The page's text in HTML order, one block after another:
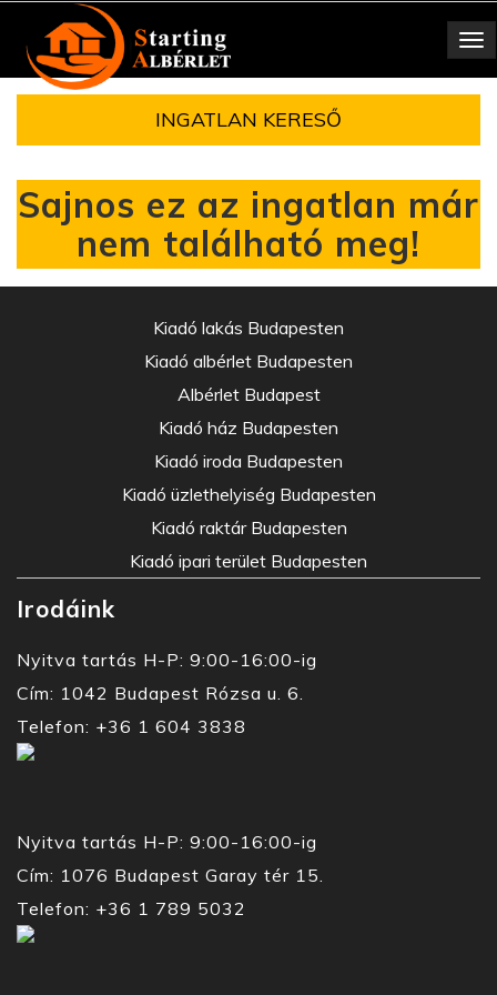
Toggle
navigation
INGATLAN KERESŐ
Sajnos ez az ingatlan már
nem található meg!
Kiadó lakás Budapesten
Kiadó albérlet Budapesten
Albérlet Budapest
Kiadó ház Budapesten
Kiadó iroda Budapesten
Kiadó üzlethelyiség Budapesten
Kiadó raktár Budapesten
Kiadó ipari terület Budapesten
Irodáink
Nyitva tartás H-P: 9:00-16:00-ig
Cím: 1042 Budapest Rózsa u. 6.
Telefon: +36 1 604 3838
Nyitva tartás H-P: 9:00-16:00-ig
Cím: 1076 Budapest Garay tér 15.
Telefon: +36 1 789 5032